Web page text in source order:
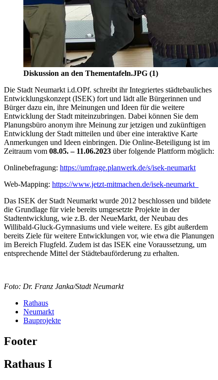
Diskussion an den Thementafeln.JPG (1)
Die Stadt Neumarkt i.d.OPf. schreibt ihr Integriertes städtebauliches
Entwicklungskonzept (ISEK) fort und lädt alle Bürgerinnen und
Bürger dazu ein, ihre Meinungen und Ideen für die weitere
Entwicklung der Stadt miteinzubringen. Dabei können Sie dem
Planungsbüro anonym ihre Meinung zur jetzigen und zukünftigen
Entwicklung der Stadt mitteilen und über eine interaktive Karte
Anmerkungen und Ideen einbringen. Die Online-Beteiligung ist im
Zeitraum vom 08.05. – 11.06.2023 über folgende Plattform möglich:
Onlinebefragung: https://umfrage.planwerk.de/s/isek-neumarkt
Web-Mapping: https://www.jetzt-mitmachen.de/isek-neumarkt
Das ISEK der Stadt Neumarkt wurde 2012 beschlossen und bildete
die Grundlage für viele bereits umgesetzte Projekte in der
Stadtentwicklung, wie z.B. der NeueMarkt, der Neubau des
Willibald-Gluck-Gymnasiums und viele weitere. Es gibt außerdem
bereits Ziele für weitere Entwicklungen vor, wie etwa die Planungen
im Bereich Flugfeld. Zudem ist das ISEK eine Voraussetzung, um
entsprechende Mittel der Städtebauförderung zu erhalten.
Foto: Dr. Franz Janka/Stadt Neumarkt
Rathaus
Neumarkt
Bauprojekte
Footer
Rathaus I